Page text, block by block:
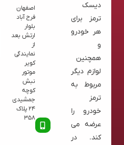
دیسک
ترمز برای
هر خودرو
و
همچنین
لوازم دیگر
مربوط به
ترمز
خودرو را
عرضه می
کند. در
اصفهان
فرح آباد
بلوار
ارتش بعد
از
نمایندگی
کویر
موتور
نبش
کوچه
جمشیدی
24 پلاک
358